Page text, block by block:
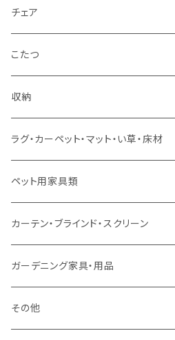
カウチソファ
コーナーソファ
ソファセット
スツール・オットマン
ソファ付属品
クッション・座椅子
ダブルサイズ（フレームのみ）
ワイドダブルサイズ以上（フレームのみ）
シングルサイズ以下（マットレス付）
セミダブルサイズ（マットレス付）
ダブルサイズ（マットレス付）
ダブルサイズ以上（マットレス付）
ロフトベッド
二段ベッド
ダイニング4点セット
ダイニング5点・6点セット
ダイニング7点セット以上
センターテーブル
ダイニングテーブル
カウンターテーブル
リフティングテーブル
サイドテーブル・コーヒーテーブル
デスク
チェア
ダイニングチェア
カウンターチェア
キッズチェア
オフィスチェア・ゲーミングチェア
ダイニングベンチ・スツール
こたつ
こたつテーブル
こたつ布団
コタツ・布団セット
収納
本棚・シェルフ
食器棚・収納庫
レンジ台・カウンター
ラック
TVボード
ラグ・カーペット・マット・い草・床材
マット・フロアタイル
ラグ
カーペット
ペット用家具類
カーテン・ブラインド・スクリーン
ガーデニング家具・用品
その他